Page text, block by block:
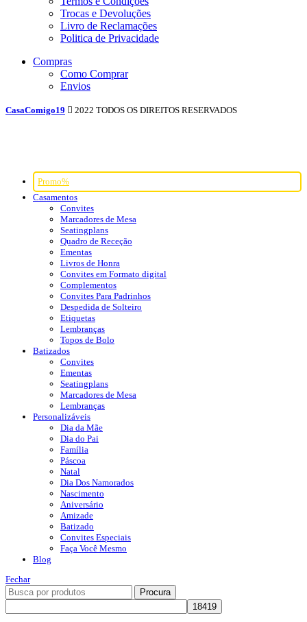
Trocas e Devoluções
Livro de Reclamações
Politica de Privacidade
Compras
Como Comprar
Envios
CasaComigo19 2022 TODOS OS DIREITOS RESERVADOS
Promo%
Casamentos
Convites
Marcadores de Mesa
Seatingplans
Quadro de Receção
Ementas
Livros de Honra
Convites em Formato digital
Complementos
Convites Para Padrinhos
Despedida de Solteiro
Etiquetas
Lembranças
Topos de Bolo
Batizados
Convites
Ementas
Seatingplans
Marcadores de Mesa
Lembranças
Personalizáveis
Dia da Mãe
Dia do Pai
Família
Páscoa
Natal
Dia Dos Namorados
Nascimento
Aniversário
Amizade
Batizado
Convites Especiais
Faça Você Mesmo
Blog
Fechar
Procura